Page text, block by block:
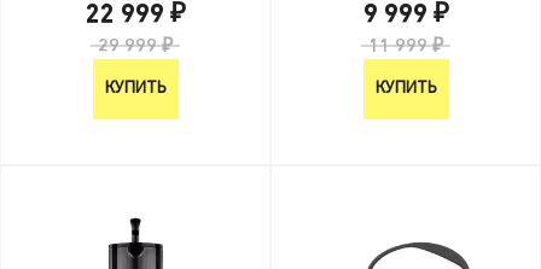
22 999 ₽
29 999 ₽
КУПИТЬ
9 999 ₽
11 999 ₽
КУПИТЬ